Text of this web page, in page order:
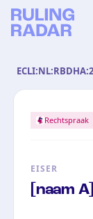
Rechtspraak
EISER
[naam A]